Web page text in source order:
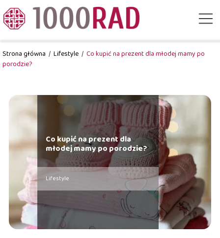
Strona główna / Lifestyle / Co kupić na prezent dla młodej mamy po
porodzie?
Co kupić na prezent dla
młodej mamy po porodzie?
Lifestyle